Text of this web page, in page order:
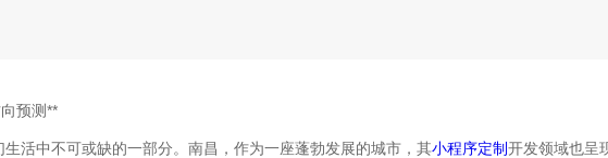
预测**
活中不可或缺的一部分。南昌，作为一座蓬勃发展的城市，其小程序定制开发领域也呈